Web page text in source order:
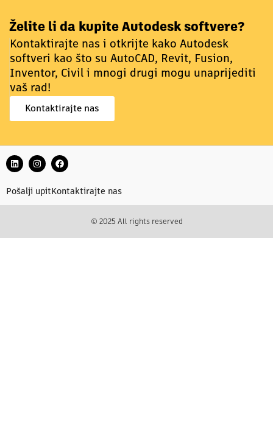
Želite li da kupite Autodesk softvere?
Kontaktirajte nas i otkrijte kako Autodesk
softveri kao što su AutoCAD, Revit, Fusion,
Inventor, Civil i mnogi drugi mogu unaprijediti
vaš rad!
Kontaktirajte nas
Pošalji upit Kontaktirajte nas
© 2025 All rights reserved